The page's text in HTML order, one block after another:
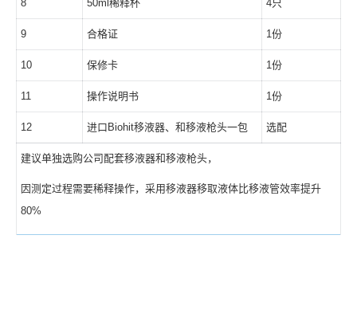
8 50ml稀释杯 4只
9 合格证 1份
10 保修卡 1份
11 操作说明书 1份
12 进口Biohit移液器、和移液枪头一包 选配
建议单独选购公司配套移液器和移液枪头，
因测定过程需要稀释操作，采用移液器移取液体比移液管效率提升
80%